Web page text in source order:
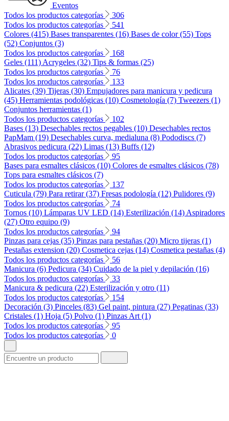
Eventos
Todos los productos categorías
306
Todos los productos categorías
541
Colores (415) Bases transparentes (16) Bases de color (55) Tops
(52) Conjuntos (3)
Todos los productos categorías
168
Geles (111) Acrygeles (32) Tips & formas (25)
Todos los productos categorías
76
Todos los productos categorías
133
Alicates (39) Tijeras (30) Empujadores para manicura y pedicura
(45) Herramientas podológicas (10) Cosmetología (7) Tweezers (1)
Conjuntos herramientas (1)
Todos los productos categorías
102
Bases (13) Desechables rectos pegables (10) Desechables rectos
PapMam (19) Desechables curva, medialuna (8) Pododiscs (7)
Abrasivos pedicura (22) Limas (13) Buffs (12)
Todos los productos categorías
95
Bases para esmaltes clásicos (10) Colores de esmaltes clásicos (78)
Tops para esmaltes clásicos (7)
Todos los productos categorías
137
Cuticula (79) Para retirar (37) Fresas podología (12) Pulidores (9)
Todos los productos categorías
74
Tornos (10) Lámparas UV LED (14) Esterilización (14) Aspiradores
(27) Otro equipo (9)
Todos los productos categorías
94
Pinzas para cejas (35) Pinzas para pestañas (20) Micro tijeras (1)
Pestañas extension (20) Cosmetica cejas (14) Cosmetica pestañas (4)
Todos los productos categorías
56
Manicura (6) Pedicura (34) Cuidado de la piel y depilación (16)
Todos los productos categorías
33
Manicura & pedicura (22) Esterilización y otro (11)
Todos los productos categorías
154
Decoración (3) Pinceles (83) Gel paint, pintura (27) Pegatinas (33)
Cristales (1) Hoja (5) Polvo (1) Pinzas Art (1)
Todos los productos categorías
95
Todos los productos categorías
0